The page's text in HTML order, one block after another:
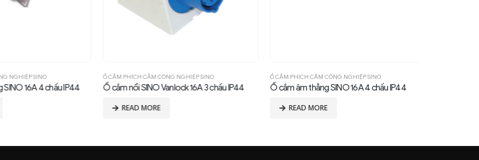
SINO
16A 4 chấu IP44
Ổ CẮM PHÍCH CẮM CÔNG NGHIỆP SINO
Ổ cắm nổi SINO Vanlock 16A 3 chấu IP44
READ MORE
Ổ CẮM PHÍCH CẮM CÔNG NGHIỆP SINO
Ổ cắm âm thẳng SINO 16A 4 chấu IP44
READ MORE